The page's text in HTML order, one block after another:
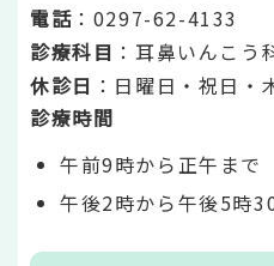
電話 ：0297-62-4133
診療科目 ：耳鼻いんこう
休診日 ：日曜日・祝日・
診療時間
午前9時から正午まで
午後2時から午後5時